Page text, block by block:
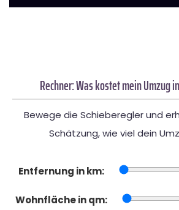
Rechner: Was kostet mein Umzug
Bewege die Schieberegler und
Schätzung, wie viel dein
Entfernung in km:
Wohnfläche in qm: